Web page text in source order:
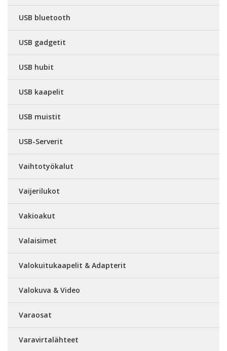
USB bluetooth
USB gadgetit
USB hubit
USB kaapelit
USB muistit
USB-Serverit
Vaihtotyökalut
Vaijerilukot
Vakioakut
Valaisimet
Valokuitukaapelit & Adapterit
Valokuva & Video
Varaosat
Varavirtalähteet